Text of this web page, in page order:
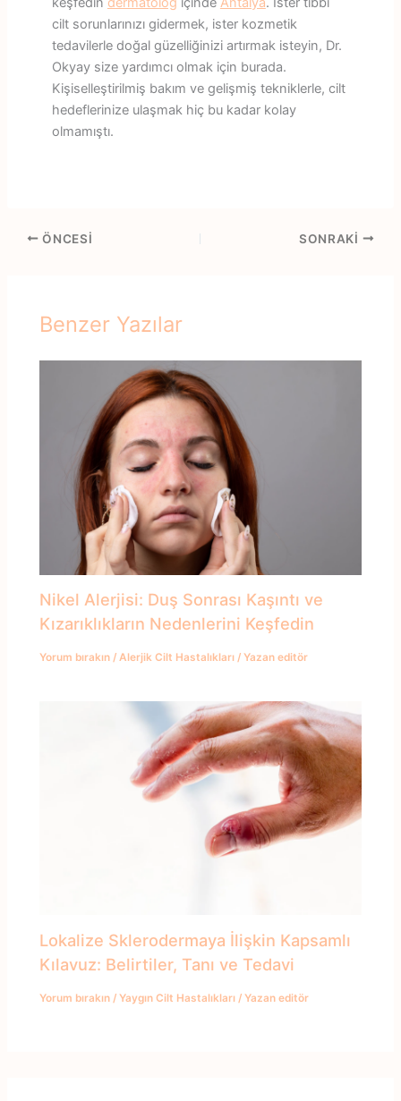
cilt sorunlarınızı gidermek, ister kozmetik
tedavilerle doğal güzelliğinizi artırmak isteyin, Dr.
Okyay size yardımcı olmak için burada.
Kişiselleştirilmiş bakım ve gelişmiş tekniklerle, cilt
hedeflerinize ulaşmak hiç bu kadar kolay
olmamıştı.
ÖNCESI SONRAKI
Benzer Yazılar
Nikel Alerjisi: Duş Sonrası Kaşıntı ve
Kızarıklıkların Nedenlerini Keşfedin
Yorum bırakın /Alerjik Cilt Hastalıkları / Yazan editör
Lokalize Sklerodermaya İlişkin Kapsamlı
Kılavuz: Belirtiler, Tanı ve Tedavi
Yorum bırakın /Yaygın Cilt Hastalıkları / Yazan editör